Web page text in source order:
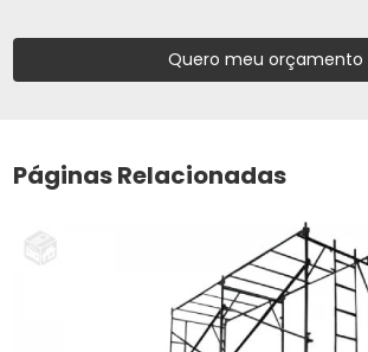
Quero meu orçamento
Páginas Relacionadas